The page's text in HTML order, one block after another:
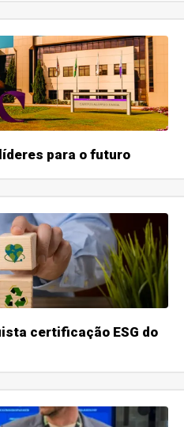
para o futuro
certificação ESG do